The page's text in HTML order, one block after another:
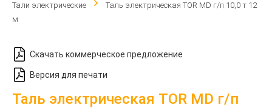
Тали электрические
Таль электрическая TOR MD г/п 10,0 т 12
м
Скачать коммерческое предложение
Версия для печати
Таль электрическая TOR MD г/п